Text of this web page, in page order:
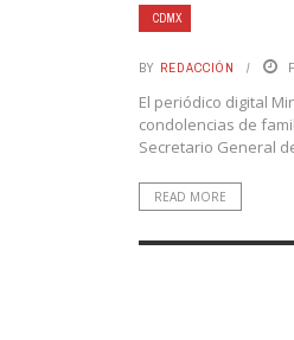
CDMX
BY REDACCIÓN
El periódico digital
condolencias de
Secretario General
READ MORE